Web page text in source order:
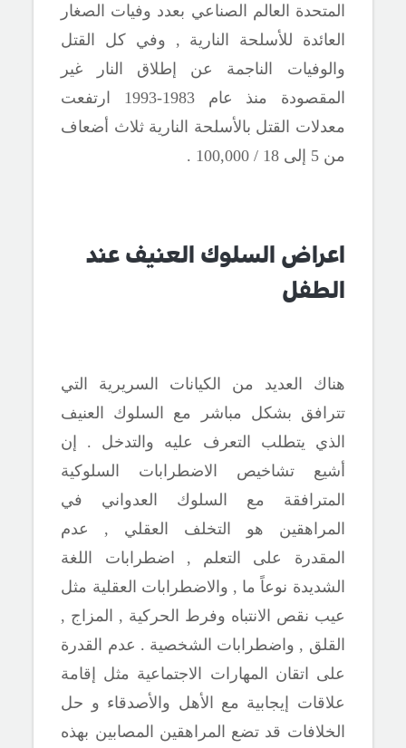
المتحدة العالم الصناعي بعدد وفيات الصغار
العائدة للأسلحة النارية , وفي كل القتل
والوفيات الناجمة عن إطلاق النار غير
المقصودة
منذ عام 1983-1993 ارتفعت
معدلات القتل بالأسلحة النارية ثلاث أضعاف
من 5 إلى 18
/
100,000 .
اعراض السلوك العنيف عند
الطفل
هناك العديد من الكيانات السريرية التي
تترافق بشكل مباشر مع السلوك العنيف
الذي يتطلب التعرف عليه والتدخل . إن
أشيع تشاخيص الاضطرابات السلوكية
المترافقة مع السلوك العدواني في
المراهقين هو التخلف العقلي , عدم
المقدرة على التعلم , اضطرابات اللغة
الشديدة نوعاً ما , والاضطرابات العقلية مثل
عيب نقص الانتباه وفرط الحركية , المزاج ,
القلق , واضطرابات الشخصية . عدم القدرة
على اتقان المهارات الاجتماعية مثل إقامة
علاقات إيجابية مع الأهل والأصدقاء و حل
الخلافات قد تضع المراهقين المصابين بهذه